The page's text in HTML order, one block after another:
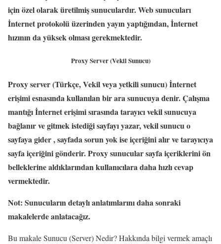
için özel olarak üretilmiş sunuculardır. Web sunucuları
İnternet protokolü üzerinden yayın yaptığından, İnternet
hızının da yüksek olması gerekmektedir.
Proxy Server (Vekil Sunucu)
Proxy server (Türkçe, Vekil veya yetkili sunucu) İnternet
erişimi esnasında kullanılan bir ara sunucuya denir. Çalışma
mantığı İnternet erişimi sırasında tarayıcı vekil sunucuya
bağlanır ve gitmek istediği sayfayı yazar, vekil sunucu o
sayfaya gider , sayfada sorun yok ise içeriğini alır ve tarayıcıya
sayfa içeriğini gönderir. Proxy sunucular sayfa içeriklerini ön
belleklerine aldıklarından kullanıcılara daha hızlı cevap
vermektedir.
Not: Sunucuların detaylı anlatımlarını daha sonraki
makalelerde anlatacağız.
Bu makale Sunucu (Server) Nedir? Hakkında bilgi vermek amaçlı